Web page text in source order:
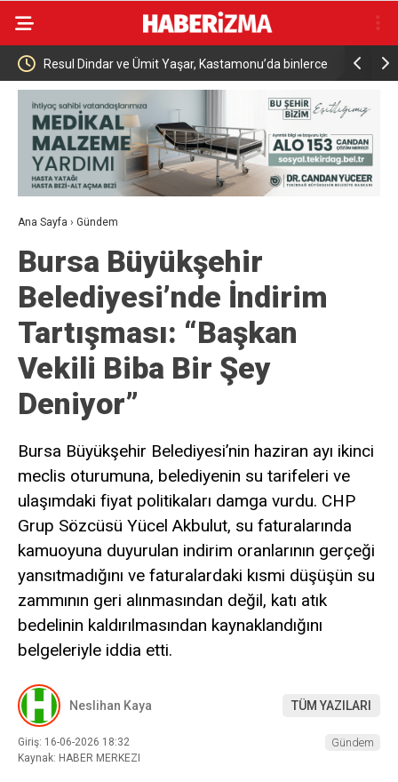
Ümit Yaşar, Kastamonu’da binlerce
bir gece yaşattı
Menderes Belediye Başkanı
Ana Sayfa › Gündem
Bursa Büyükşehir
Belediyesi’nde İndirim
Tartışması: “Başkan
Vekili Biba Bir Şey
Deniyor”
Bursa Büyükşehir Belediyesi’nin haziran ayı ikinci
meclis oturumuna, belediyenin su tarifeleri ve
ulaşımdaki fiyat politikaları damga vurdu. CHP
Grup Sözcüsü Yücel Akbulut, su faturalarında
kamuoyuna duyurulan indirim oranlarının gerçeği
yansıtmadığını ve faturalardaki kısmi düşüşün su
zammının geri alınmasından değil, katı atık
bedelinin kaldırılmasından kaynaklandığını
belgeleriyle iddia etti.
Neslihan Kaya TÜM YAZILARI
Giriş: 16-06-2026 18:32
Kaynak: HABER MERKEZI
Gündem